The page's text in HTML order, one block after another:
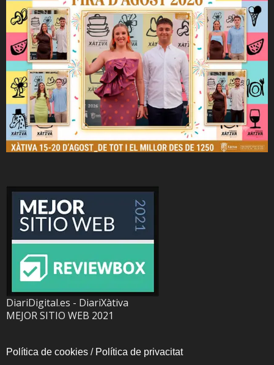
DiariDigital.es - DiariXàtiva
MEJOR SITIO WEB 2021
Política de cookies / Política de privacitat